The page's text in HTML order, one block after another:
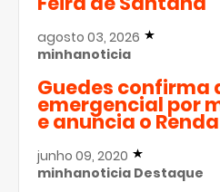
agosto 03, 2026
minhanoticia
Guedes confirma
emergencial por
e anuncia o
junho 09, 2020
minhanoticia Destaque